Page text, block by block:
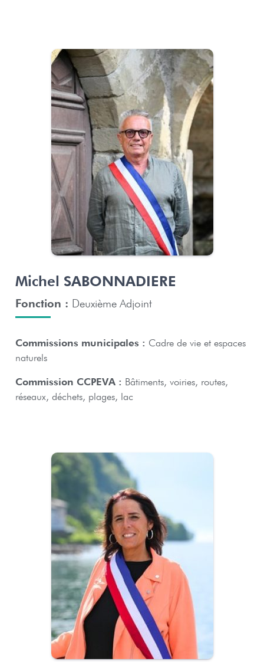
Michel SABONNADIERE
Fonction : Deuxième Adjoint
Commissions municipales : Cadre de vie et espaces
naturels
Commission CCPEVA : Bâtiments, voiries, routes,
réseaux, déchets, plages, lac